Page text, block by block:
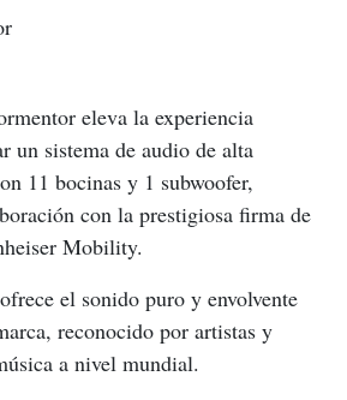
eleva la experiencia
un sistema de audio de alta
11 bocinas y 1 subwoofer,
con la prestigiosa firma de
Mobility.
el sonido puro y envolvente
reconocido por artistas y
a nivel mundial.